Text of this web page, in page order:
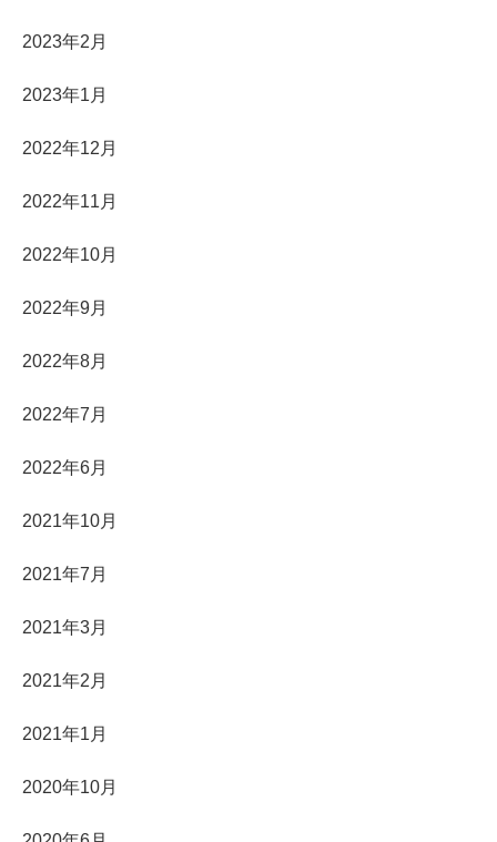
2023年2月
2023年1月
2022年12月
2022年11月
2022年10月
2022年9月
2022年8月
2022年7月
2022年6月
2021年10月
2021年7月
2021年3月
2021年2月
2021年1月
2020年10月